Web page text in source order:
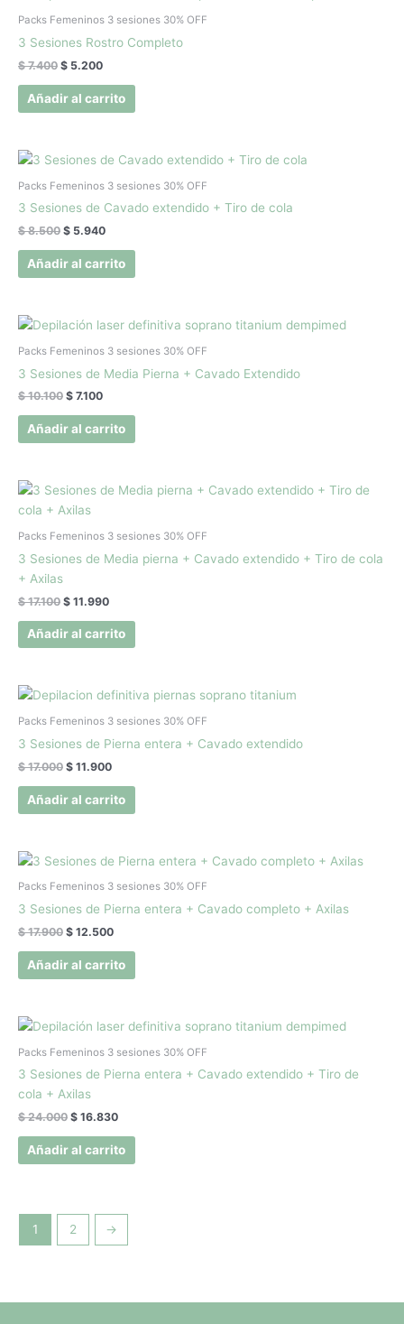
Packs Femeninos 3 sesiones 30% OFF
3 Sesiones Rostro Completo
$7.400
original
$ 7.400.
$ 5.200
actual
$ 5.200.
Añadir al carrito
Packs Femeninos 3 sesiones 30% OFF
3 Sesiones de Cavado extendido + Tiro de cola
$8.500
El
original
$ 8.500.
$ 5.940
El
actual
$ 5.940.
Añadir al carrito
Packs Femeninos 3 sesiones 30% OFF
3 Sesiones de Media Pierna + Cavado Extendido
$10.100
El
original
$ 10.100.
$ 7.100
El
actual
$ 7.100.
Añadir al carrito
Packs Femeninos 3 sesiones 30% OFF
3 Sesiones de Media pierna + Cavado extendido + Tiro de cola
+ Axilas
$17.100
El
original
$ 17.100.
$ 11.990
El
es:
$ 11.990.
Añadir al carrito
Packs Femeninos 3 sesiones 30% OFF
3 Sesiones de Pierna entera + Cavado extendido
$17.000
El
original
$ 17.000.
$ 11.900
El
actual
$ 11.900.
Añadir al carrito
Packs Femeninos 3 sesiones 30% OFF
3 Sesiones de Pierna entera + Cavado completo + Axilas
$17.900
El
original
$ 17.900.
$ 12.500
El
actual
$ 12.500.
Añadir al carrito
Packs Femeninos 3 sesiones 30% OFF
3 Sesiones de Pierna entera + Cavado extendido + Tiro de
cola + Axilas
$24.000
El
original
$ 24.000.
$ 16.830
El
actual
$ 16.830.
Añadir al carrito
1 2 →